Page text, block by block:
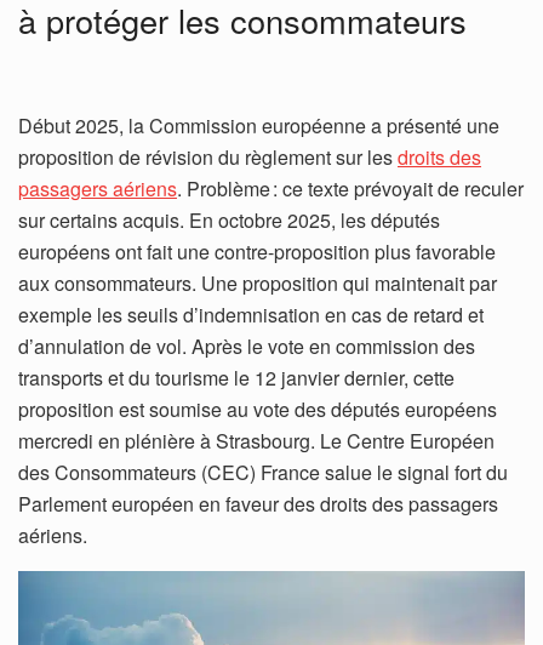
à protéger les consommateurs
Début 2025, la Commission européenne a présenté une
proposition de révision du règlement sur lesdroits des
passagers aériens. Problème : ce texte prévoyait de reculer
sur certains acquis. En octobre 2025, les députés
européens ont fait une contre-proposition plus favorable
aux consommateurs. Une proposition qui maintenait par
exemple les seuils d’indemnisation en cas de retard et
d’annulation de vol. Après le vote en commission des
transports et du tourisme le 12 janvier dernier, cette
proposition est soumise au vote des députés européens
mercredi en plénière à Strasbourg. Le Centre Européen
des Consommateurs (CEC) France salue le signal fort du
Parlement européen en faveur des droits des passagers
aériens.